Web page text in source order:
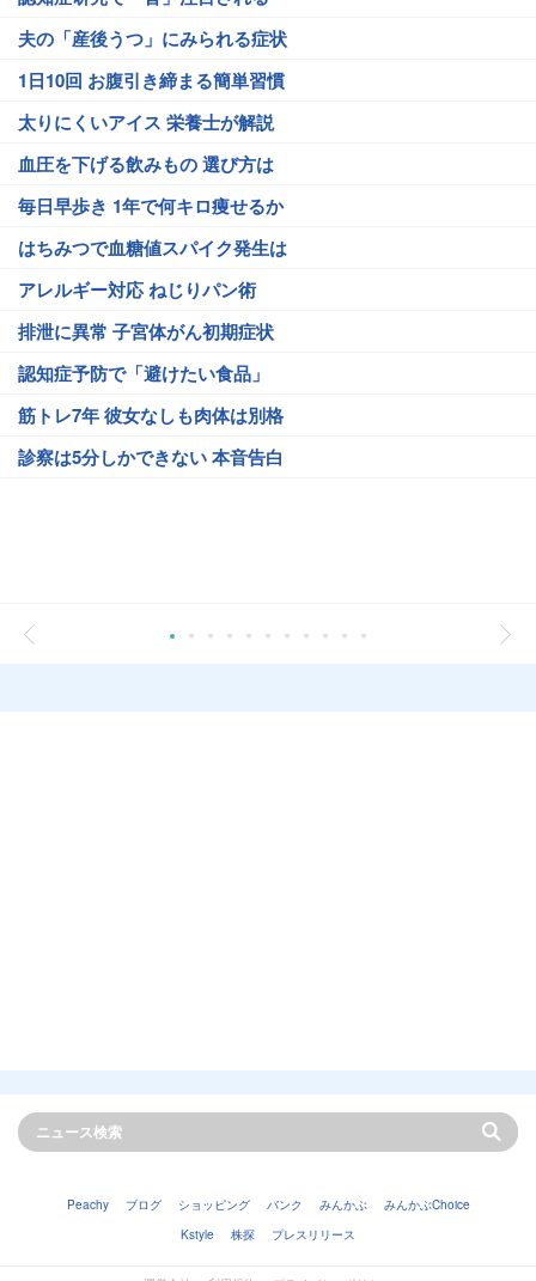
夫の「産後うつ」にみられる症状
1日10回 お腹引き締まる簡単習慣
太りにくいアイス 栄養士が解説
血圧を下げる飲みもの 選び方は
毎日早歩き 1年で何キロ痩せるか
はちみつで血糖値スパイク発生は
アレルギー対応 ねじりパン術
排泄に異常 子宮体がん初期症状
認知症予防で「避けたい食品」
筋トレ7年 彼女なしも肉体は別格
診察は5分しかできない 本音告白
Peachy ブログ ショッピング バンク みんかぶ
みんかぶChoice
Kstyle
株探 プレスリリース